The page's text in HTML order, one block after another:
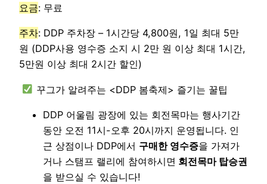
요금: 무료
주차: DDP 주차장 – 1시간당 4,800원, 1일 최대 5만
원 (DDP사용 영수증 소지 시 2만 원 이상 최대 1시간,
5만원 이상 최대 2시간 할인)
꾸그가 알려주는 <DDP 봄축제> 즐기는 꿀팁
DDP 어울림 광장에 있는 회전목마는 행사기간
동안 오전 11시-오후 20시까지 운영됩니다. 인
근 상점이나 DDP에서 구매한 영수증을 가져가
거나 스탬프 랠리에 참여하시면 회전목마 탑승권
을 받으실 수 있습니다!